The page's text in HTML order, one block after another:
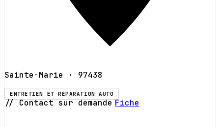
Sainte-Marie · 97438
ENTRETIEN ET RÉPARATION AUTO
// Contact sur demande Fiche